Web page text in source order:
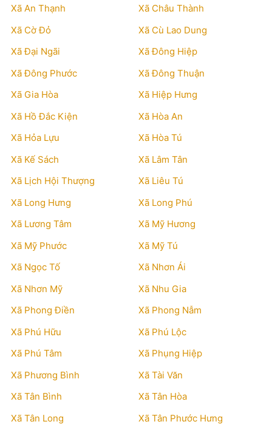
Xã An Thạnh
Xã Châu Thành
Xã Cờ Đỏ
Xã Cù Lao Dung
Xã Đại Ngãi
Xã Đông Hiệp
Xã Đông Phước
Xã Đông Thuận
Xã Gia Hòa
Xã Hiệp Hưng
Xã Hồ Đắc Kiện
Xã Hòa An
Xã Hỏa Lựu
Xã Hòa Tú
Xã Kế Sách
Xã Lâm Tân
Xã Lịch Hội Thượng
Xã Liêu Tú
Xã Long Hưng
Xã Long Phú
Xã Lương Tâm
Xã Mỹ Hương
Xã Mỹ Phước
Xã Mỹ Tú
Xã Ngọc Tố
Xã Nhơn Ái
Xã Nhơn Mỹ
Xã Nhu Gia
Xã Phong Điền
Xã Phong Nẫm
Xã Phú Hữu
Xã Phú Lộc
Xã Phú Tâm
Xã Phụng Hiệp
Xã Phương Bình
Xã Tài Văn
Xã Tân Bình
Xã Tân Hòa
Xã Tân Long
Xã Tân Phước Hưng